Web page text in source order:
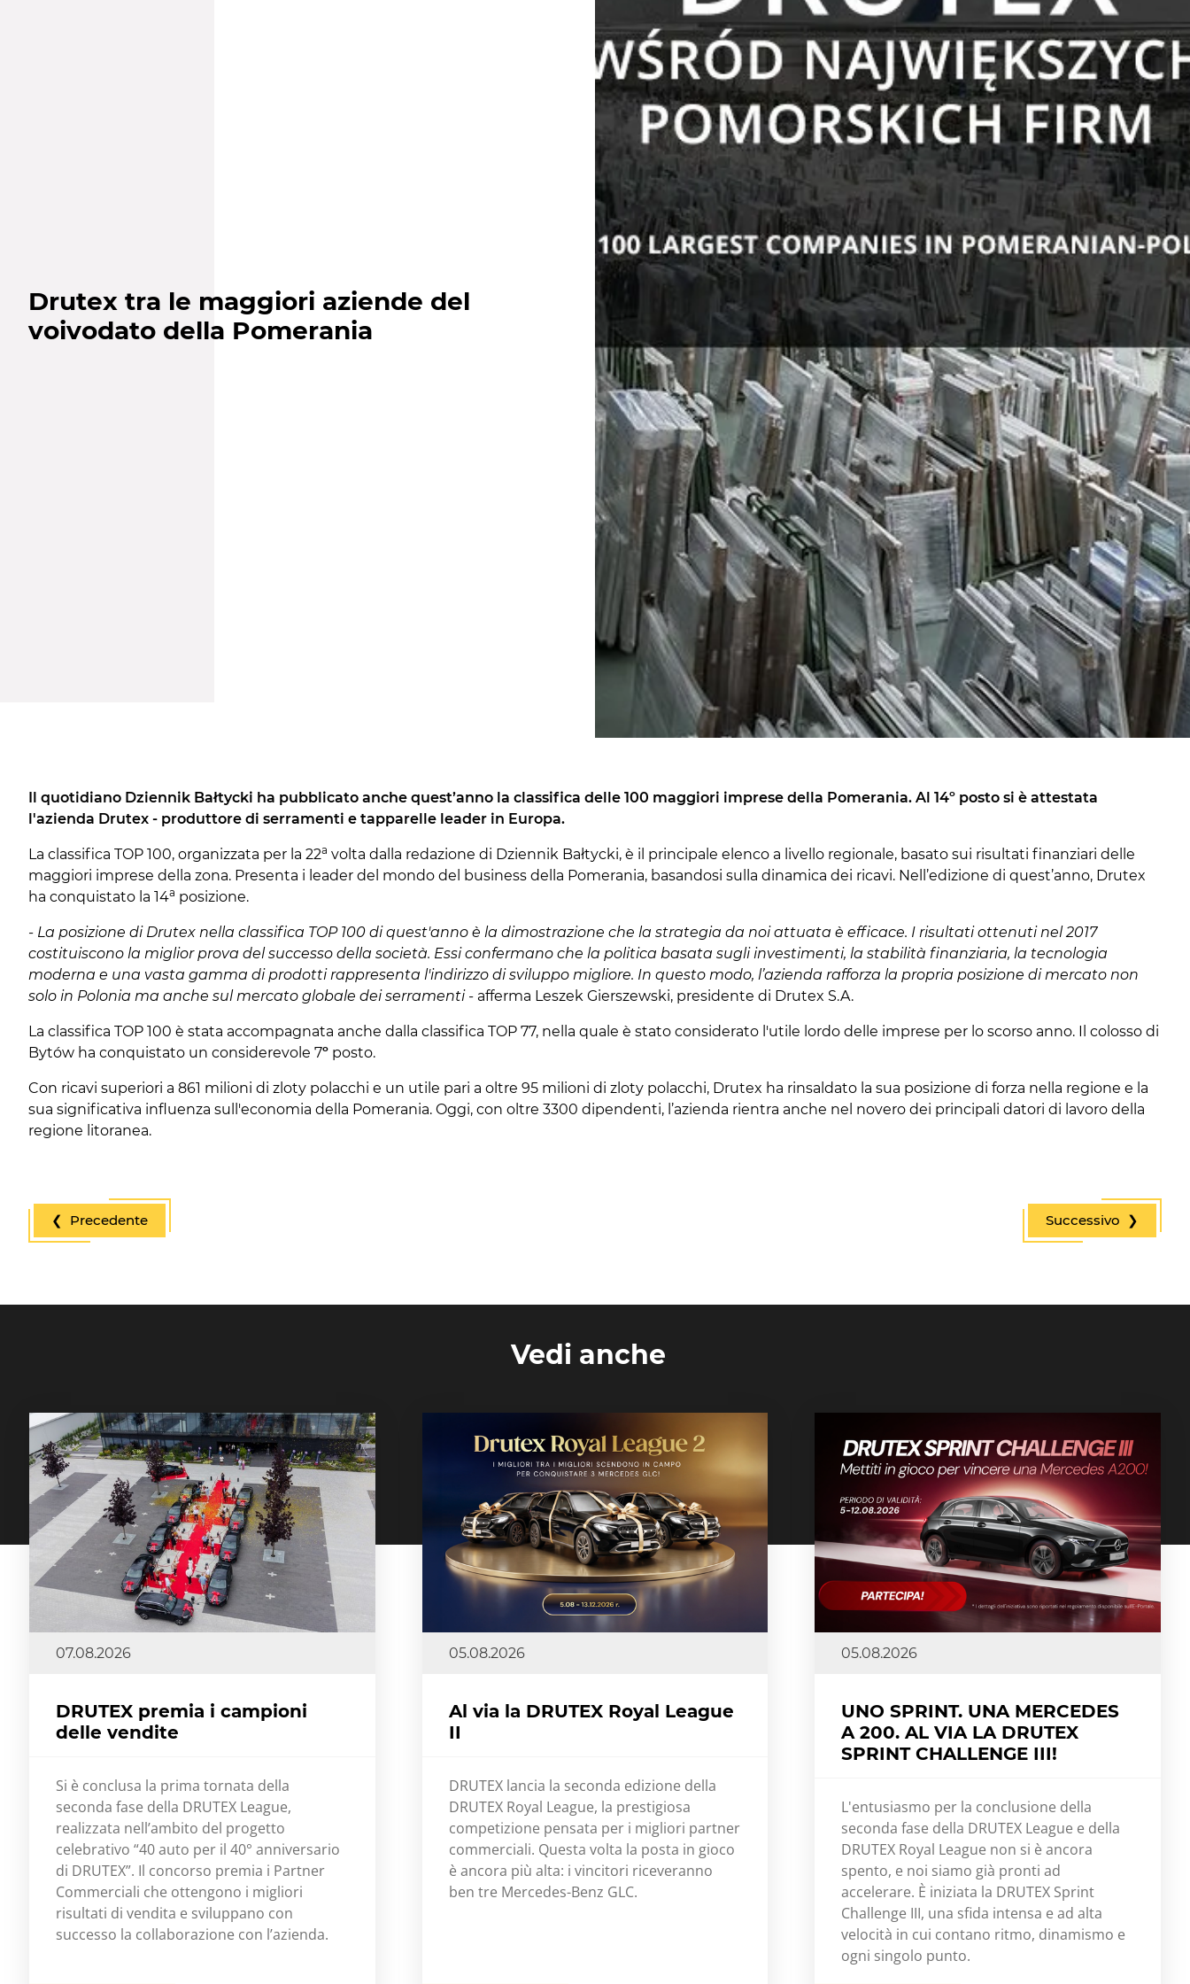
Drutex tra le maggiori aziende del
voivodato della Pomerania
Il quotidiano Dziennik Bałtycki ha pubblicato anche quest’anno la classifica delle 100 maggiori imprese della Pomerania. Al 14º posto si è attestata
l'azienda Drutex - produttore di serramenti e tapparelle leader in Europa.
La classifica TOP 100, organizzata per la 22a volta dalla redazione di Dziennik Bałtycki, è il principale elenco a livello regionale, basato sui risultati finanziari delle
maggiori imprese della zona. Presenta i leader del mondo del business della Pomerania, basandosi sulla dinamica dei ricavi. Nell’edizione di quest’anno, Drutex
ha conquistato la 14a posizione.
- La posizione di Drutex nella classifica TOP 100 di quest'anno è la dimostrazione che la strategia da noi attuata è efficace. I risultati ottenuti nel 2017
costituiscono la miglior prova del successo della società. Essi confermano che la politica basata sugli investimenti, la stabilità finanziaria, la tecnologia
moderna e una vasta gamma di prodotti rappresenta l'indirizzo di sviluppo migliore. In questo modo, l’azienda rafforza la propria posizione di mercato non
solo in Polonia ma anche sul mercato globale dei serramenti - afferma Leszek Gierszewski, presidente di Drutex S.A.
La classifica TOP 100 è stata accompagnata anche dalla classifica TOP 77, nella quale è stato considerato l'utile lordo delle imprese per lo scorso anno. Il colosso di
Bytów ha conquistato un considerevole 7º posto.
Con ricavi superiori a 861 milioni di zloty polacchi e un utile pari a oltre 95 milioni di zloty polacchi, Drutex ha rinsaldato la sua posizione di forza nella regione e la
sua significativa influenza sull'economia della Pomerania. Oggi, con oltre 3300 dipendenti, l’azienda rientra anche nel novero dei principali datori di lavoro della
regione litoranea.
❮ Precedente Successivo ❯
Vedi anche
07.08.2026
DRUTEX premia i campioni
delle vendite
Si è conclusa la prima tornata della
seconda fase della DRUTEX League,
realizzata nell’ambito del progetto
celebrativo “40 auto per il 40° anniversario
di DRUTEX”. Il concorso premia i Partner
Commerciali che ottengono i migliori
risultati di vendita e sviluppano con
successo la collaborazione con l’azienda.
05.08.2026
Al via la DRUTEX Royal League
II
DRUTEX lancia la seconda edizione della
DRUTEX Royal League, la prestigiosa
competizione pensata per i migliori partner
commerciali. Questa volta la posta in gioco
è ancora più alta: i vincitori riceveranno
ben tre Mercedes-Benz GLC.
05.08.2026
UNO SPRINT. UNA MERCEDES
A 200. AL VIA LA DRUTEX
SPRINT CHALLENGE III!
L'entusiasmo per la conclusione della
seconda fase della DRUTEX League e della
DRUTEX Royal League non si è ancora
spento, e noi siamo già pronti ad
accelerare. È iniziata la DRUTEX Sprint
Challenge III, una sfida intensa e ad alta
velocità in cui contano ritmo, dinamismo e
ogni singolo punto.